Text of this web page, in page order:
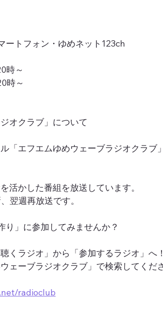
ートフォン・ゆめネット123ch
時～
時～
オクラブ」について
「エフエムゆめウェーブラジオクラブ
活かした番組を放送しています。
翌週再放送です。
り」に参加してみませんか？
くラジオ」から「参加するラジオ」へ
ェーブラジオクラブ」で検索してくださ
radioclub